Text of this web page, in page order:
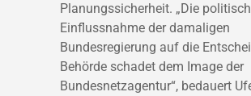
Planungssicherheit. „Die
Einflussnahme der damaligen
Bundesregierung auf die
Behörde schadet dem Image der
Bundesnetzagentur“, bedauert